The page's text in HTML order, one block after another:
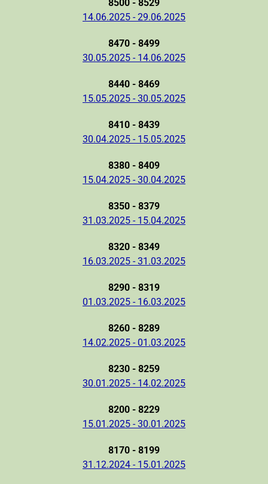
8500 - 8529
14.06.2025 - 29.06.2025
8470 - 8499
30.05.2025 - 14.06.2025
8440 - 8469
15.05.2025 - 30.05.2025
8410 - 8439
30.04.2025 - 15.05.2025
8380 - 8409
15.04.2025 - 30.04.2025
8350 - 8379
31.03.2025 - 15.04.2025
8320 - 8349
16.03.2025 - 31.03.2025
8290 - 8319
01.03.2025 - 16.03.2025
8260 - 8289
14.02.2025 - 01.03.2025
8230 - 8259
30.01.2025 - 14.02.2025
8200 - 8229
15.01.2025 - 30.01.2025
8170 - 8199
31.12.2024 - 15.01.2025